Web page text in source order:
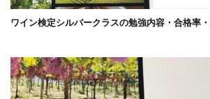
ワイン検定シルバークラスの勉強内容・合格率